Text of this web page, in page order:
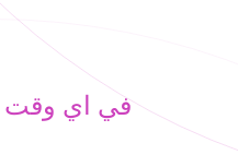
في اي وقت